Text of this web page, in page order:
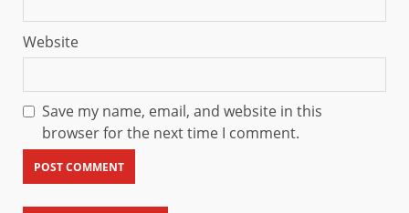
Website
Save my name, email, and website in this
browser for the next time I comment.